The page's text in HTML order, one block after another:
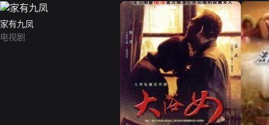
家有九凤
电视剧